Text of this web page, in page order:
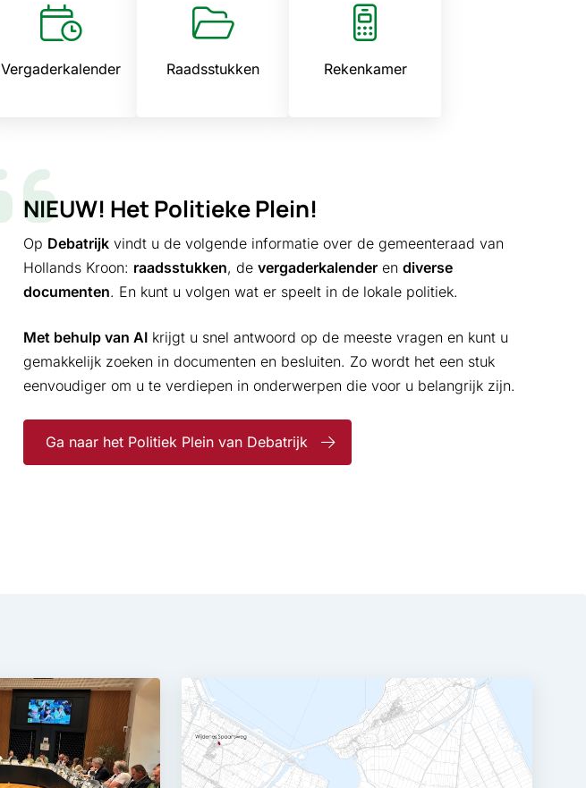
Vergaderkalender Raadsstukken Rekenkamer
NIEUW! Het Politieke Plein!
Op Debatrijkvindt u de volgende informatie over de gemeenteraad van
Hollands Kroon: raadsstukken, de vergaderkalenderen diverse
documenten. En kunt u volgen wat er speelt in de lokale politiek.
Met behulp van AIkrijgt u snel antwoord op de meeste vragen en kunt u
gemakkelijk zoeken in documenten en besluiten. Zo wordt het een stuk
eenvoudiger om u te verdiepen in onderwerpen die voor u belangrijk zijn.
Ga naar het Politiek Plein van Debatrijk